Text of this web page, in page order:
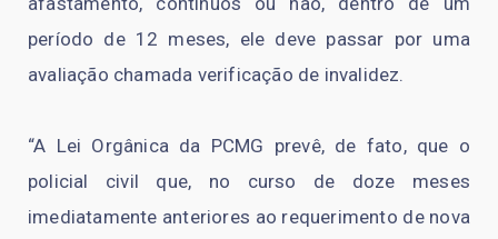
período de 12 meses, ele deve passar por uma
avaliação chamada verificação de invalidez.
“A Lei Orgânica da PCMG prevê, de fato, que o
policial civil que, no curso de doze meses
imediatamente anteriores ao requerimento de nova